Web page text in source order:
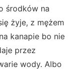
środków na
żyje, z mężem
kanapie bo nie
przez
wody. Albo